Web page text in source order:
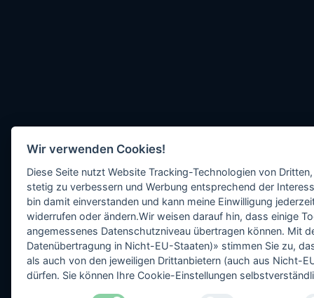
Wir verwenden Cookies!
Diese Seite nutzt Website Tracking-Technologien von
stetig zu verbessern und Werbung entsprechend der
bin damit einverstanden und kann meine Einwilligung
widerrufen oder ändern.Wir weisen darauf hin, dass einige
angemessenes Datenschutzniveau übertragen können. Mit
Datenübertragung in Nicht-EU-Staaten)» stimmen Sie zu,
als auch von den jeweiligen Drittanbietern (auch aus Nicht-
dürfen. Sie können Ihre Cookie-Einstellungen